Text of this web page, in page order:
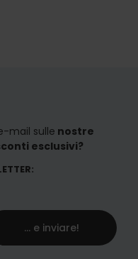
mail sulle nostre
esclusivi?
:
... e inviare!